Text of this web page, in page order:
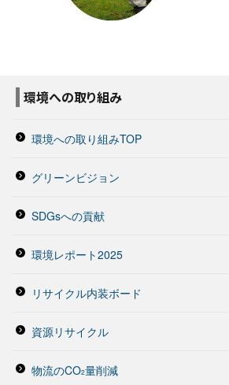
環境への取り組み
環境への取り組みTOP
グリーンビジョン
SDGsへの貢献
環境レポート2025
リサイクル内装ボード
資源リサイクル
物流のCO2量削減